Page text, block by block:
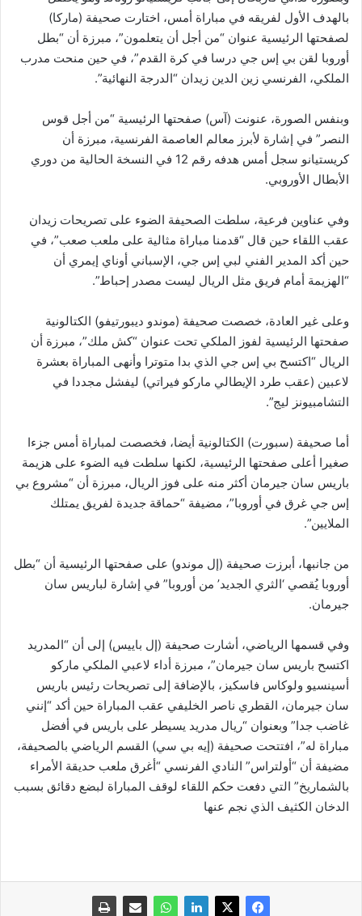
بالهدف الأول لفريقه في مباراة أمس، اختارت صحيفة (ماركا)
لصفحتها الرئيسية عنوان “من أجل أن يتعلمون”، مبرزة أن “بطل
أوروبا لقن بي إس جي درسا في كرة القدم”، في حين منحت مدرب
الملكي، الفرنسي زين الدين زيدان “الدرجة النهائية”.
وبنفس الصورة، عنونت (آس) صفحتها الرئيسية “من أجل قوس
النصر” في إشارة لأبرز معالم العاصمة الفرنسية، مبرزة أن
كريستيانو سجل أمس هدفه رقم 12 في النسخة الحالية من دوري
الأبطال الأوروبي.
وفي عناوين فرعية، سلطت الصحيفة الضوء على تصريحات زيدان
عقب اللقاء حين قال “قدمنا مباراة مثالية على ملعب صعب”، في
حين أكد المدير الفني لبي إس جي، الإسباني أوناي إيمري أن
“الهزيمة أمام فريق مثل الريال ليست مصدر إحباط”.
وعلى غير العادة، خصصت صحيفة (موندو ديبورتيفو) الكتالونية
صفحتها الرئيسية لفوز الملكي تحت عنوان “كش ملك”، مبرزة أن
الريال “اكتسح بي إس جي الذي بدا متوترا وأنهى المباراة بعشرة
لاعبين (عقب طرد الإيطالي ماركو فيراتي) ليفشل مجددا في
التشامبيونز ليج”.
أما صحيفة (سبورت) الكتالونية أيضا، فخصصت لمباراة أمس جزءا
صغيرا أعلى صفحتها الرئيسية، لكنها سلطت فيه الضوء على هزيمة
باريس سان جيرمان أكثر منه على فوز الريال، مبرزة أن “مشروع بي
إس جي غرق في أوروبا”، مضيفة “حماقة جديدة لفريق يمتلك
الملايين”.
من جانبها، أبرزت صحيفة (إل موندو) على صفحتها الرئيسية أن “بطل
أوروبا يُقصي ‘الثري الجديد’ من أوروبا” في إشارة لباريس سان
جيرمان.
وفي قسمها الرياضي، أشارت صحيفة (إل باييس) إلى أن “المدريد
اكتسح باريس سان جيرمان”، مبرزة أداء لاعبي الملكي ماركو
أسينسيو ولوكاس فاسكيز، بالإضافة إلى تصريحات رئيس باريس
سان جيرمان، القطري ناصر الخليفي عقب المباراة حين أكد “إنني
غاضب جدا” وبعنوان “ريال مدريد يسيطر على باريس في أفضل
مباراة له”، افتتحت صحيفة (إيه بي سي) القسم الرياضي بالصحيفة،
مضيفة أن “أولتراس” النادي الفرنسي “أغرق ملعب حديقة الأمراء
بالشماريخ” التي دفعت حكم اللقاء لوقف المباراة لبضع دقائق بسبب
الدخان الكثيف الذي نجم عنها